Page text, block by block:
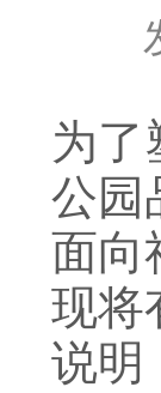
为了
公园
面向
现将
说明